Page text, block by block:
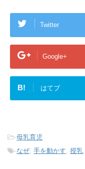
Twitter
Google+
B! はてブ
-母乳育児
-なぜ, 手を動かす 授乳